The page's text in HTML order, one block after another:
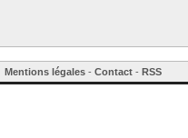
Mentions légales - Contact - RSS